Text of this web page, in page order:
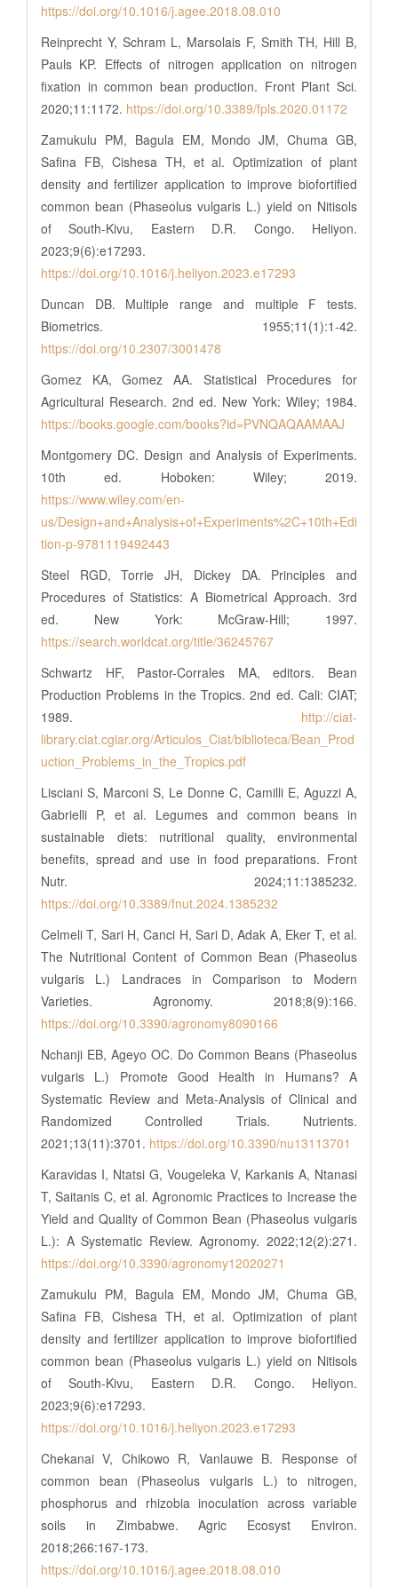
https://doi.org/10.1016/j.agee.2018.08.010
Reinprecht Y, Schram L, Marsolais F, Smith TH, Hill B,
Pauls KP. Effects of nitrogen application on nitrogen
fixation in common bean production. Front Plant Sci.
2020;11:1172. https://doi.org/10.3389/fpls.2020.01172
Zamukulu PM, Bagula EM, Mondo JM, Chuma GB,
Safina FB, Cishesa TH, et al. Optimization of plant
density and fertilizer application to improve biofortified
common bean (Phaseolus vulgaris L.) yield on Nitisols
of South-Kivu, Eastern D.R. Congo. Heliyon.
2023;9(6):e17293.
https://doi.org/10.1016/j.heliyon.2023.e17293
Duncan DB. Multiple range and multiple F tests.
Biometrics. 1955;11(1):1-42.
https://doi.org/10.2307/3001478
Gomez KA, Gomez AA. Statistical Procedures for
Agricultural Research. 2nd ed. New York: Wiley; 1984.
https://books.google.com/books?id=PVNQAQAAMAAJ
Montgomery DC. Design and Analysis of Experiments.
10th ed. Hoboken: Wiley; 2019.
https://www.wiley.com/en-
us/Design+and+Analysis+of+Experiments%2C+10th+Edi
tion-p-9781119492443
Steel RGD, Torrie JH, Dickey DA. Principles and
Procedures of Statistics: A Biometrical Approach. 3rd
ed. New York: McGraw-Hill; 1997.
https://search.worldcat.org/title/36245767
Schwartz HF, Pastor-Corrales MA, editors. Bean
Production Problems in the Tropics. 2nd ed. Cali: CIAT;
1989. http://ciat-
library.ciat.cgiar.org/Articulos_Ciat/biblioteca/Bean_Prod
uction_Problems_in_the_Tropics.pdf
Lisciani S, Marconi S, Le Donne C, Camilli E, Aguzzi A,
Gabrielli P, et al. Legumes and common beans in
sustainable diets: nutritional quality, environmental
benefits, spread and use in food preparations. Front
Nutr. 2024;11:1385232.
https://doi.org/10.3389/fnut.2024.1385232
Celmeli T, Sari H, Canci H, Sari D, Adak A, Eker T, et al.
The Nutritional Content of Common Bean (Phaseolus
vulgaris L.) Landraces in Comparison to Modern
Varieties. Agronomy. 2018;8(9):166.
https://doi.org/10.3390/agronomy8090166
Nchanji EB, Ageyo OC. Do Common Beans (Phaseolus
vulgaris L.) Promote Good Health in Humans? A
Systematic Review and Meta-Analysis of Clinical and
Randomized Controlled Trials. Nutrients.
2021;13(11):3701. https://doi.org/10.3390/nu13113701
Karavidas I, Ntatsi G, Vougeleka V, Karkanis A, Ntanasi
T, Saitanis C, et al. Agronomic Practices to Increase the
Yield and Quality of Common Bean (Phaseolus vulgaris
L.): A Systematic Review. Agronomy. 2022;12(2):271.
https://doi.org/10.3390/agronomy12020271
Zamukulu PM, Bagula EM, Mondo JM, Chuma GB,
Safina FB, Cishesa TH, et al. Optimization of plant
density and fertilizer application to improve biofortified
common bean (Phaseolus vulgaris L.) yield on Nitisols
of South-Kivu, Eastern D.R. Congo. Heliyon.
2023;9(6):e17293.
https://doi.org/10.1016/j.heliyon.2023.e17293
Chekanai V, Chikowo R, Vanlauwe B. Response of
common bean (Phaseolus vulgaris L.) to nitrogen,
phosphorus and rhizobia inoculation across variable
soils in Zimbabwe. Agric Ecosyst Environ.
2018;266:167-173.
https://doi.org/10.1016/j.agee.2018.08.010